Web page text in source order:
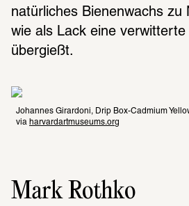
natürliches Bienenwachs zu
wie als Lack eine verwitterte
übergießt.
Johannes Girardoni, Drip Box-Cadmium
via harvardartmuseums.org
Mark Rothko